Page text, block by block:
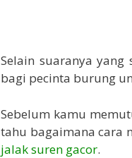
Selain suaranya
bagi pecinta burung
Sebelum kamu
tahu bagaimana cara
jalak suren gacor.